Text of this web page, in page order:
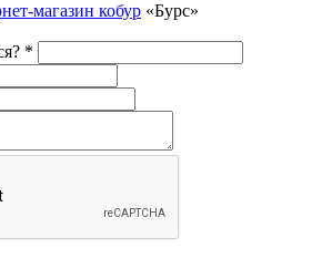
магазин кобур «Бурс»
*